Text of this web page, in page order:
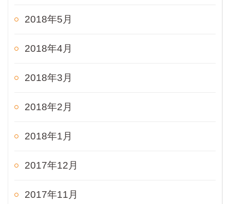
2018年5月
2018年4月
2018年3月
2018年2月
2018年1月
2017年12月
2017年11月